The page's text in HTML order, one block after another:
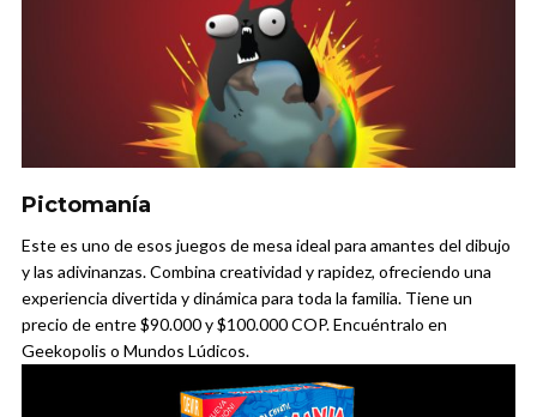
Pictomanía
Este es uno de esos juegos de mesa ideal para amantes del dibujo
y las adivinanzas. Combina creatividad y rapidez, ofreciendo una
experiencia divertida y dinámica para toda la familia. Tiene un
precio de entre $90.000 y $100.000 COP. Encuéntralo en
Geekopolis o Mundos Lúdicos.